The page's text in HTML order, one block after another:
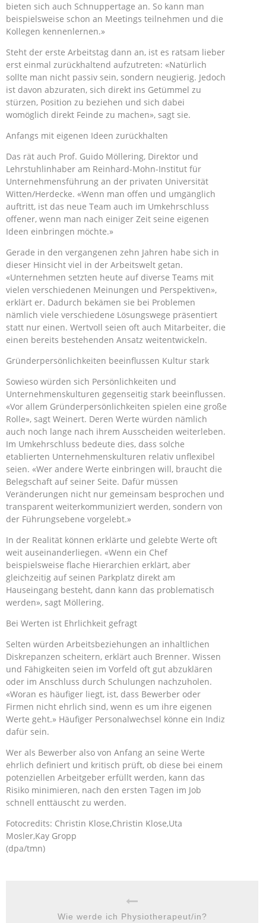
bieten sich auch Schnuppertage an. So kann man
beispielsweise schon an Meetings teilnehmen und die
Kollegen kennenlernen.»
Steht der erste Arbeitstag dann an, ist es ratsam lieber
erst einmal zurückhaltend aufzutreten: «Natürlich
sollte man nicht passiv sein, sondern neugierig. Jedoch
ist davon abzuraten, sich direkt ins Getümmel zu
stürzen, Position zu beziehen und sich dabei
womöglich direkt Feinde zu machen», sagt sie.
Anfangs mit eigenen Ideen zurückhalten
Das rät auch Prof. Guido Möllering, Direktor und
Lehrstuhlinhaber am Reinhard-Mohn-Institut für
Unternehmensführung an der privaten Universität
Witten/Herdecke. «Wenn man offen und umgänglich
auftritt, ist das neue Team auch im Umkehrschluss
offener, wenn man nach einiger Zeit seine eigenen
Ideen einbringen möchte.»
Gerade in den vergangenen zehn Jahren habe sich in
dieser Hinsicht viel in der Arbeitswelt getan.
«Unternehmen setzten heute auf diverse Teams mit
vielen verschiedenen Meinungen und Perspektiven»,
erklärt er. Dadurch bekämen sie bei Problemen
nämlich viele verschiedene Lösungswege präsentiert
statt nur einen. Wertvoll seien oft auch Mitarbeiter, die
einen bereits bestehenden Ansatz weitentwickeln.
Gründerpersönlichkeiten beeinflussen Kultur stark
Sowieso würden sich Persönlichkeiten und
Unternehmenskulturen gegenseitig stark beeinflussen.
«Vor allem Gründerpersönlichkeiten spielen eine große
Rolle», sagt Weinert. Deren Werte würden nämlich
auch noch lange nach ihrem Ausscheiden weiterleben.
Im Umkehrschluss bedeute dies, dass solche
etablierten Unternehmenskulturen relativ unflexibel
seien. «Wer andere Werte einbringen will, braucht die
Belegschaft auf seiner Seite. Dafür müssen
Veränderungen nicht nur gemeinsam besprochen und
transparent weiterkommuniziert werden, sondern von
der Führungsebene vorgelebt.»
In der Realität können erklärte und gelebte Werte oft
weit auseinanderliegen. «Wenn ein Chef
beispielsweise flache Hierarchien erklärt, aber
gleichzeitig auf seinen Parkplatz direkt am
Hauseingang besteht, dann kann das problematisch
werden», sagt Möllering.
Bei Werten ist Ehrlichkeit gefragt
Selten würden Arbeitsbeziehungen an inhaltlichen
Diskrepanzen scheitern, erklärt auch Brenner. Wissen
und Fähigkeiten seien im Vorfeld oft gut abzuklären
oder im Anschluss durch Schulungen nachzuholen.
«Woran es häufiger liegt, ist, dass Bewerber oder
Firmen nicht ehrlich sind, wenn es um ihre eigenen
Werte geht.» Häufiger Personalwechsel könne ein Indiz
dafür sein.
Wer als Bewerber also von Anfang an seine Werte
ehrlich definiert und kritisch prüft, ob diese bei einem
potenziellen Arbeitgeber erfüllt werden, kann das
Risiko minimieren, nach den ersten Tagen im Job
schnell enttäuscht zu werden.
Fotocredits: Christin Klose,Christin Klose,Uta
Mosler,Kay Gropp
(dpa/tmn)
Wie werde ich Physiotherapeut/in?